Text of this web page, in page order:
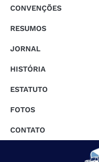
CONVENÇÕES
RESUMOS
JORNAL
HISTÓRIA
ESTATUTO
FOTOS
CONTATO